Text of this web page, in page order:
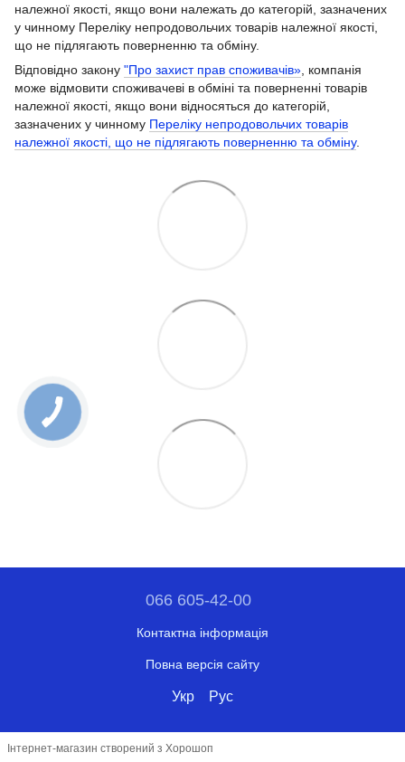
належної якості, якщо вони належать до категорій, зазначених
у чинному Переліку непродовольчих товарів належної якості,
що не підлягають поверненню та обміну.
Відповідно закону "Про захист прав споживачів» , компанія
може відмовити споживачеві в обміні та поверненні товарів
належної якості, якщо вони відносяться до категорій,
зазначених у чинному Переліку непродовольчих товарів
належної якості, що не підлягають поверненню та обміну.
066 605-42-00
Контактна інформація
Повна версія сайту
Укр Рус
Інтернет-магазин створений з Хорошоп